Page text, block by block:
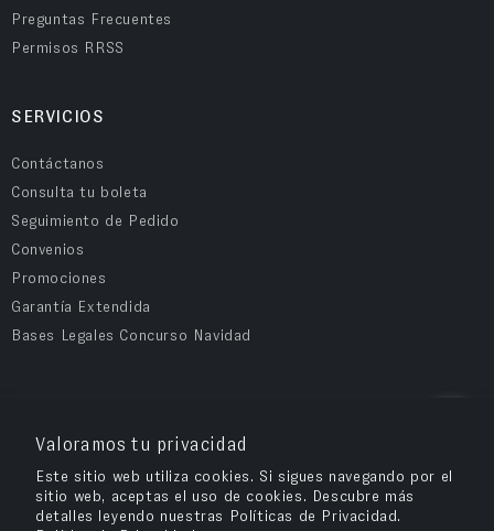
Valoramos tu privacidad
Este sitio web utiliza cookies. Si sigues navegando por el
sitio web, aceptas el uso de cookies. Descubre más
detalles leyendo nuestras Políticas de Privacidad.
Preguntas Frecuentes
Permisos RRSS
SERVICIOS
Contáctanos
Consulta tu boleta
Seguimiento de Pedido
Convenios
Promociones
Garantía Extendida
Bases Legales Concurso Navidad